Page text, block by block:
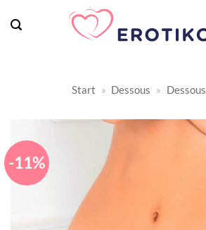
Inhalt
Start » Dessous » Dessous
-11%